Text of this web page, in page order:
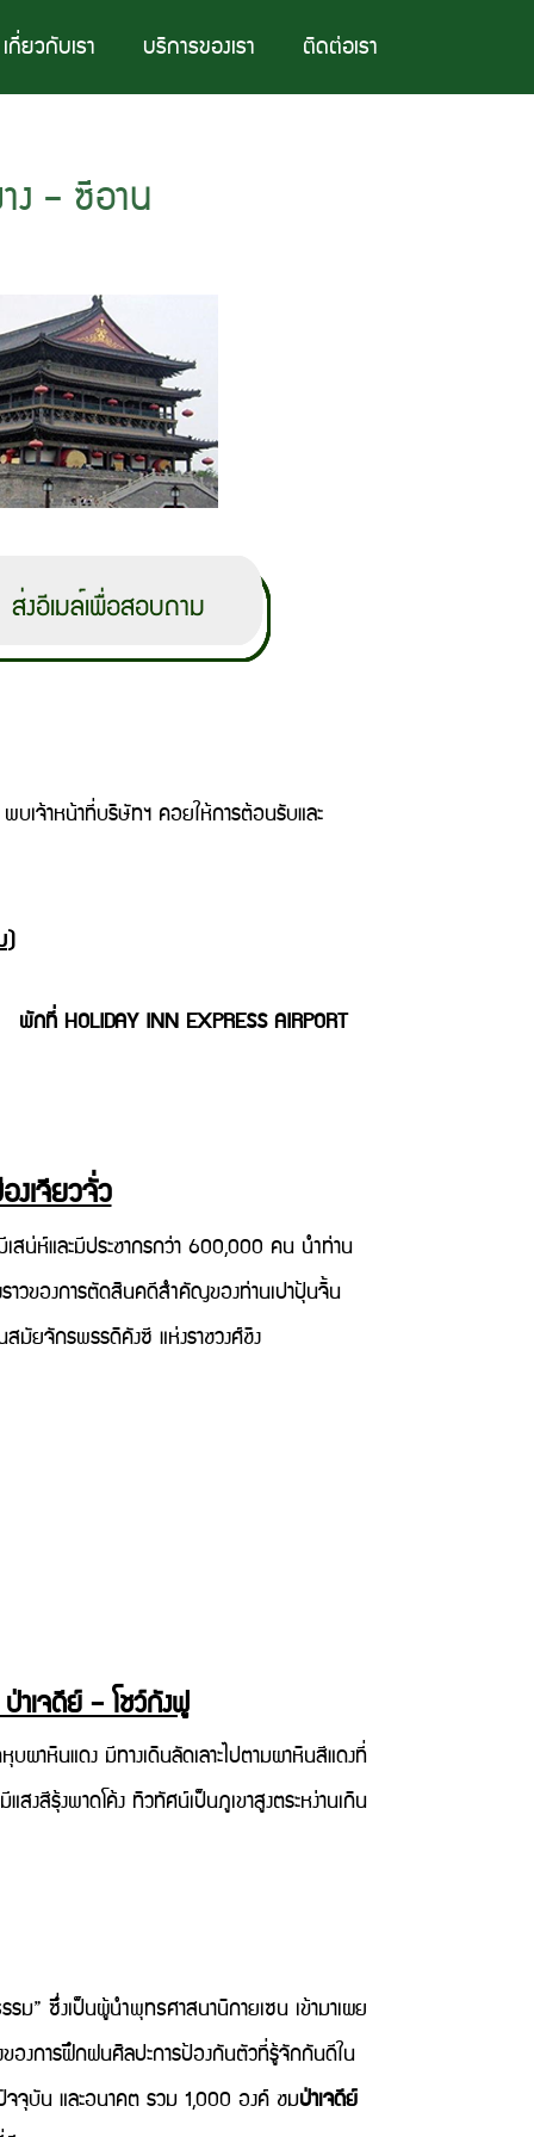
เกี่ยวกับเรา บริการของเรา ติดต่อเรา
ง – ซีอาน
บเจ้าหน้าที่บริษัทฯ คอยให้การต้อนรับและ
)
พักที่ HOLIDAY INN EXPRESS AIRPORT
งเจียวจั่ว
สน่ห์และมีประชากรกว่า 600,000 คน นำท่าน
าวของการตัดสินคดีสำคัญของท่านเปาปุ้นจิ้น
มัยจักรพรรดิคังซี แห่งราชวงศ์ชิง
าเจดีย์ – โชว์กังฟู
ผาหินแดง มีทางเดินลัดเลาะไปตามผาหินสีแดงที่
สงสีรุ้งพาดโค้ง ทิวทัศน์เป็นภูเขาสูงตระหง่านเกิน
ม” ซึ่งเป็นผู้นำพุทธศาสนานิกายเซน เข้ามาเผย
องการฝึกฝนศิลปะการป้องกันตัวที่รู้จักกันดีใน
จุบัน และอนาคต รวม 1,000 องค์ ชมป่าเจดีย์